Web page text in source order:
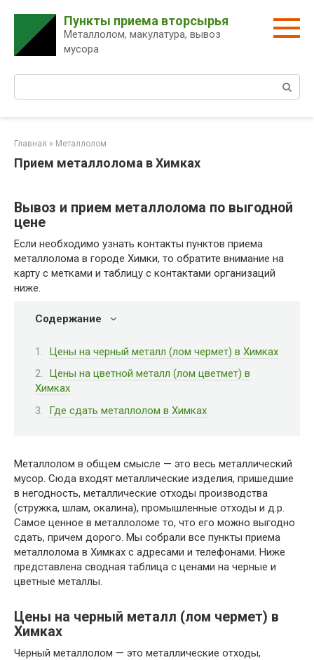
контенту
Пункты приема вторсырья
Металлолом, макулатура, вывоз
мусора
Главная » Металлолом
Прием металлолома в Химках
Вывоз и прием металлолома по выгодной
цене
Если необходимо узнать контакты пунктов приема
металлолома в городе Химки, то обратите внимание на
карту с метками и таблицу с контактами организаций
ниже.
Содержание
Цены на черный металл (лом чермет) в Химках
Цены на цветной металл (лом цветмет) в
Химках
Где сдать металлолом в Химках
Металлолом в общем смысле — это весь металлический
мусор. Сюда входят металлические изделия, пришедшие
в негодность, металлические отходы производства
(стружка, шлам, окалина), промышленные отходы и д.р.
Самое ценное в металлоломе то, что его можно выгодно
сдать, причем дорого. Мы собрали все пункты приема
металлолома в Химках с адресами и телефонами. Ниже
представлена сводная таблица с ценами на черные и
цветные металлы.
Цены на черный металл (лом чермет) в
Химках
Черный металлолом — это металлические отходы,